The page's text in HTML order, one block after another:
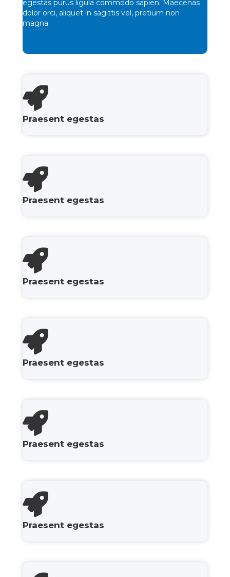
egestas purus ligula commodo sapien. Maecenas
dolor orci, aliquet in sagittis vel, pretium non
magna.
Praesent egestas
Praesent egestas
Praesent egestas
Praesent egestas
Praesent egestas
Praesent egestas